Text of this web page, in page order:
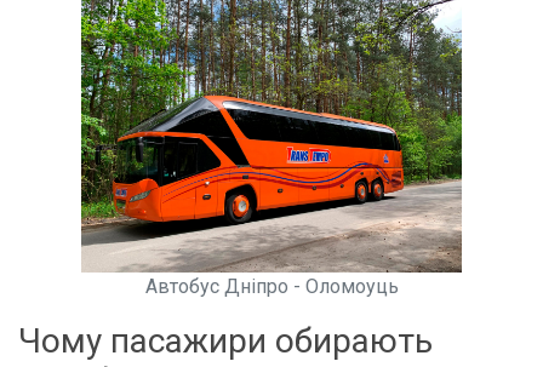
Автобус Дніпро - Оломоуць
Чому пасажири обирають